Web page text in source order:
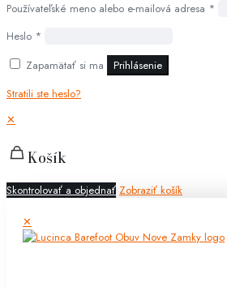
Používateľské meno alebo e-mailová adresa *
Heslo *
Zapamätať si ma
Prihlásenie
Stratili ste heslo?
✕
Košík
Skontrolovať a objednať Zobraziť košík
✕